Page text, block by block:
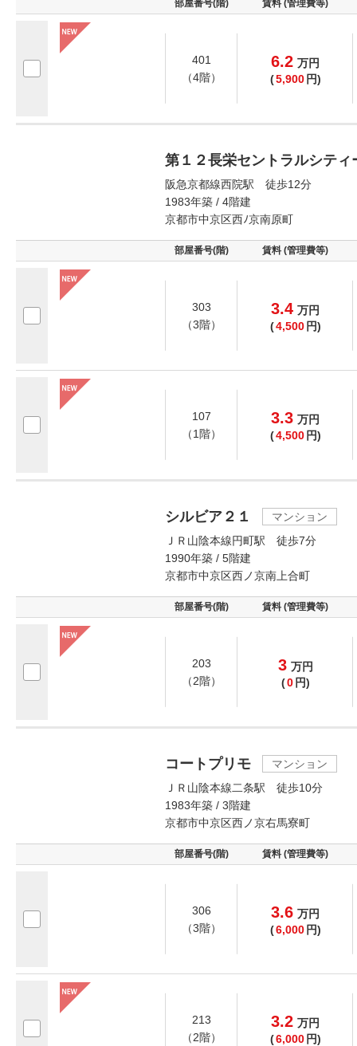
部屋番号(階) 賃料 (管理費等)
401
（4階）
6.2 万円
(5,900 円)
第１２長栄セントラルシティ
阪急京都線西院駅 徒歩12分
1983年築 / 4階建
京都市中京区西ﾉ京南原町
部屋番号(階) 賃料 (管理費等)
303
（3階）
3.4 万円
(4,500 円)
107
（1階）
3.3 万円
(4,500 円)
シルビア２１
マンション
ＪＲ山陰本線円町駅 徒歩7分
1990年築 / 5階建
京都市中京区西ノ京南上合町
部屋番号(階) 賃料 (管理費等)
203
（2階）
3 万円
(0 円)
コートプリモ
マンション
ＪＲ山陰本線二条駅 徒歩10分
1983年築 / 3階建
京都市中京区西ノ京右馬寮町
部屋番号(階) 賃料 (管理費等)
306
（3階）
3.6 万円
(6,000 円)
213
（2階）
3.2 万円
(6,000 円)